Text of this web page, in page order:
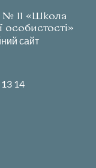
№ 11 «Школа
особистості»
сайт
14